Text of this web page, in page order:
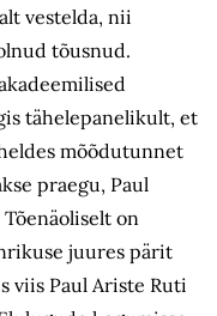
vestelda, nii
tõusnud.
tähelepanelikult, et
mõõdutunnet
praegu, Paul
on
juures pärit
viis Paul Ariste Ruti